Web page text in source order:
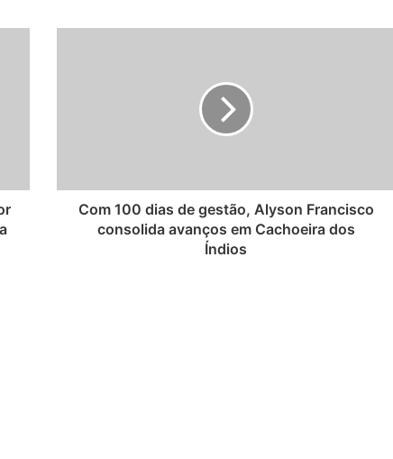
Com 100 dias de gestão, Alyson Francisco
consolida avanços em Cachoeira dos
Índios